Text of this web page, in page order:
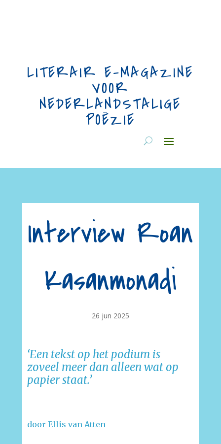
LITERAIR E-MAGAZINE
VOOR
NEDERLANDSTALIGE
POËZIE
Interview Roan
Kasanmonadi
26 jun 2025
‘Een tekst op het podium is
zoveel meer dan alleen wat op
papier staat.’
door Ellis van Atten